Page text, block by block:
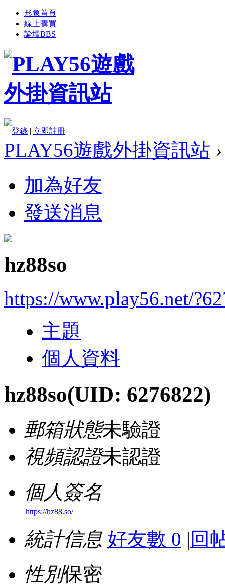
形象首頁
線上購買
論壇BBS
登錄 | 立即註冊
PLAY56遊戲外掛資訊站 ›
加為好友
發送消息
hz88so
https://www.play56.net/
主題
個人資料
hz88so(UID: 6276822)
郵箱狀態未驗證
視頻認證未認證
個人簽名
https://hz88.so/
統計信息 好友數 0 | 回
性別保密